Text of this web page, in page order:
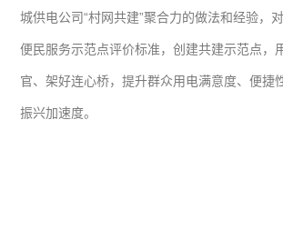
城供电公司“村网共建”聚合力的做法和经验，
便民服务示范点评价标准，创建共建示范点，
官、架好连心桥，提升群众用电满意度、便捷
振兴加速度。